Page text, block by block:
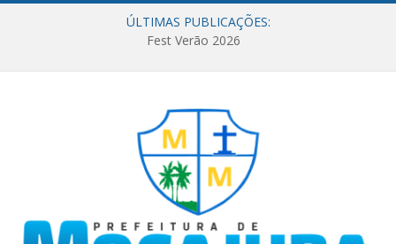
ÚLTIMAS PUBLICAÇÕES:
Fest Verão 2026